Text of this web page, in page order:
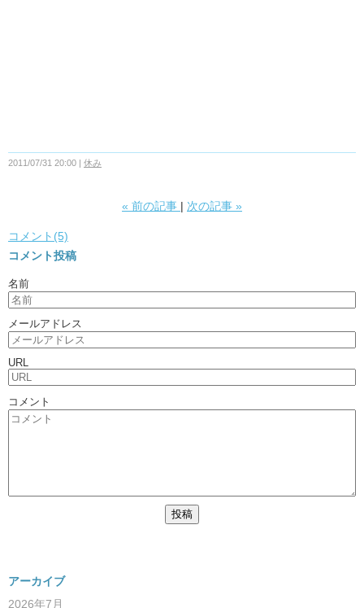
2011/07/31 20:00 休み
« 前の記事 次の記事 »
コメント(5)
コメント投稿
名前
メールアドレス
URL
コメント
アーカイブ
2026年7月